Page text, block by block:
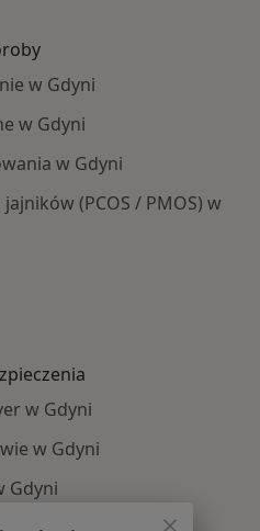
w Gdyni
w Gdyni
w Gdyni
(PCOS / PMOS) w
w Gdyni
w Gdyni
Gdyni